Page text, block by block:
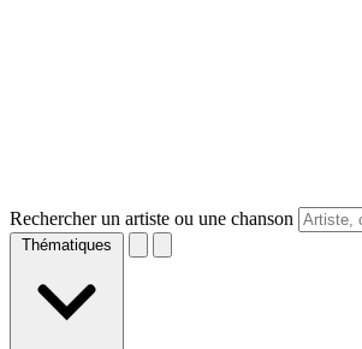
Rechercher un artiste ou une chanson
Thématiques